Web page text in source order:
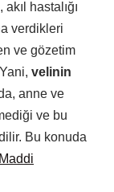
hastalığı
verdikleri
ve gözetim
velinin
anne ve
ve bu
Bu konuda